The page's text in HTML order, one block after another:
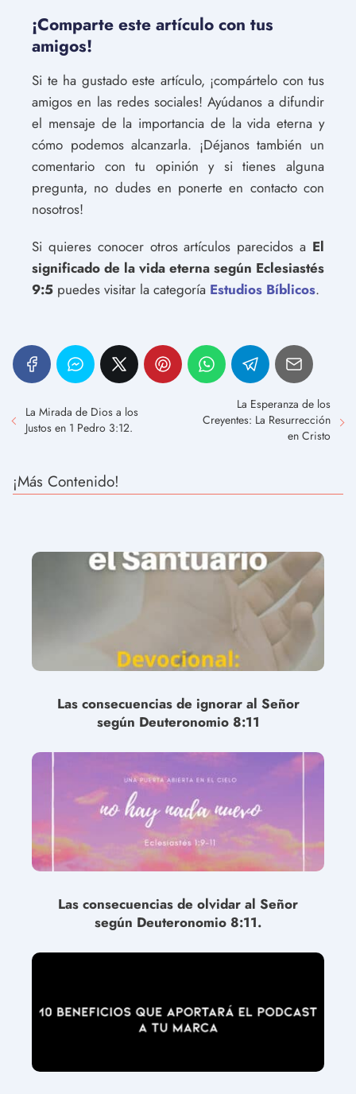
¡Comparte este artículo con tus
amigos!
Si te ha gustado este artículo, ¡compártelo con tus
amigos en las redes sociales! Ayúdanos a difundir
el mensaje de la importancia de la vida eterna y
cómo podemos alcanzarla. ¡Déjanos también un
comentario con tu opinión y si tienes alguna
pregunta, no dudes en ponerte en contacto con
nosotros!
Si quieres conocer otros artículos parecidos a El
significado de la vida eterna según Eclesiastés
9:5 puedes visitar la categoría Estudios Bíblicos.
La Mirada de Dios a los
Justos en 1 Pedro 3:12.
La Esperanza de los
Creyentes: La Resurrección
en Cristo
¡Más Contenido!
Las consecuencias de ignorar al Señor
según Deuteronomio 8:11
Las consecuencias de olvidar al Señor
según Deuteronomio 8:11.